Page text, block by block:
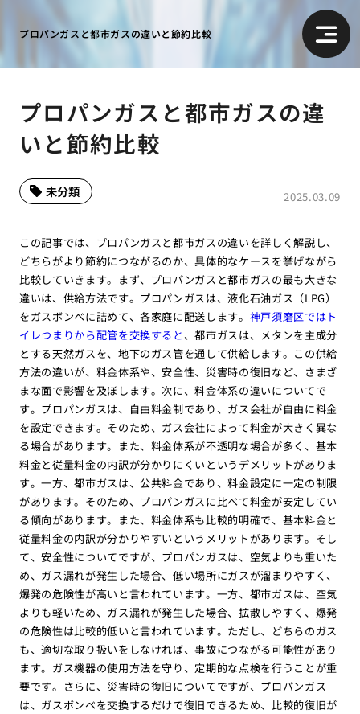
プロパンガスと都市ガスの違いと節約比較
プロパンガスと都市ガスの違
いと節約比較
2025.03.09
未分類
この記事では、プロパンガスと都市ガスの違いを詳しく解説し、
どちらがより節約につながるのか、具体的なケースを挙げながら
比較していきます。まず、プロパンガスと都市ガスの最も大きな
違いは、供給方法です。プロパンガスは、液化石油ガス（LPG）
をガスボンベに詰めて、各家庭に配送します。 神戸須磨区ではト
イレつまりから配管を交換すると 、都市ガスは、メタンを主成分
とする天然ガスを、地下のガス管を通して供給します。この供給
方法の違いが、料金体系や、安全性、災害時の復旧など、さまざ
まな面で影響を及ぼします。次に、料金体系の違いについてで
す。プロパンガスは、自由料金制であり、ガス会社が自由に料金
を設定できます。そのため、ガス会社によって料金が大きく異な
る場合があります。また、料金体系が不透明な場合が多く、基本
料金と従量料金の内訳が分かりにくいというデメリットがありま
す。一方、都市ガスは、公共料金であり、料金設定に一定の制限
があります。そのため、プロパンガスに比べて料金が安定してい
る傾向があります。また、料金体系も比較的明確で、基本料金と
従量料金の内訳が分かりやすいというメリットがあります。そし
て、安全性についてですが、プロパンガスは、空気よりも重いた
め、ガス漏れが発生した場合、低い場所にガスが溜まりやすく、
爆発の危険性が高いと言われています。一方、都市ガスは、空気
よりも軽いため、ガス漏れが発生した場合、拡散しやすく、爆発
の危険性は比較的低いと言われています。ただし、どちらのガス
も、適切な取り扱いをしなければ、事故につながる可能性があり
ます。ガス機器の使用方法を守り、定期的な点検を行うことが重
要です。さらに、災害時の復旧についてですが、プロパンガス
は、ガスボンベを交換するだけで復旧できるため、比較的復旧が